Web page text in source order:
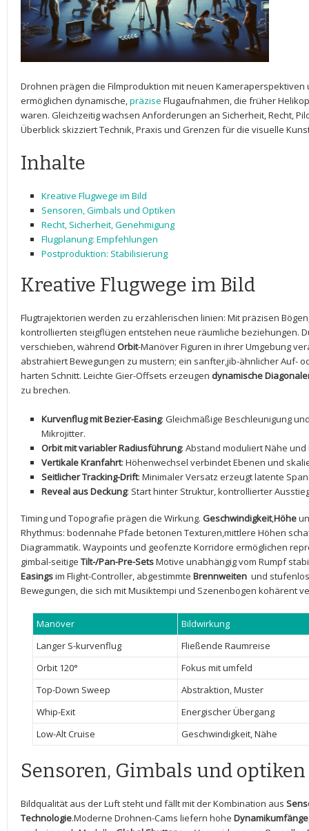
Drohnen prägen die ‍Filmproduktion ‌mit neuen Kameraperspektiven
⁤ermöglichen dynamische,präzise Flugaufnahmen, die früher
waren. Gleichzeitig wachsen Anforderungen an Sicherheit, Recht,
Überblick skizziert Technik, Praxis und Grenzen für⁤ die visuelle
Inhalte
Kreative Flugwege ‌im Bild
Sensoren, Gimbals und Optiken
Recht, Sicherheit, Genehmigung
Flugplanung: Empfehlungen
Postproduktion: Stabilisierung
Kreative Flugwege ⁣im Bild
Flugtrajektorien werden zu erzählerischen linien: Mit ⁣präzisen
kontrollierten steigflügen entstehen neue räumliche beziehungen.‌
verschieben, während Orbit-Manöver⁢ Figuren in ihrer Umgebung
abstrahiert Bewegungen zu⁣ mustern; ein‍ sanfter,jib-ähnlicher Auf-⁤
harten Schnitt. Leichte Gier-Offsets erzeugen dynamische
zu brechen.
Kurvenflug⁢ mit ⁣Bezier-Easing: ⁤Gleichmäßige ‍Beschleunigung
Mikrojitter.
Orbit mit variabler Radiusführung: Abstand moduliert Nähe
Vertikale Kranfahrt: Höhenwechsel verbindet ​Ebenen und
Seitlicher Tracking-Drift: Minimaler Versatz erzeugt latente
Reveal aus Deckung:‍ Start hinter Struktur, kontrollierter
Timing und Topografie prägen die Wirkung. Geschwindigkeit,Höhe
Rhythmus: ‍bodennahe Pfade betonen Texturen,mittlere Höhen⁢
Diagrammatik. Waypoints und geofenzte Korridore ermöglichen
gimbal-seitige‌ Tilt-/Pan-Pre-SetsMotive unabhängig vom Rumpf
Easingsim Flight-Controller, abgestimmte Brennweiten und
‍Bewegungen, die sich‌ mit Musiktempi und Szenenbogen ⁣kohärent
Manöver
Bildwirkung
Langer ​S-kurvenflug
Fließende Raumreise
Orbit 120°
Fokus mit umfeld
Top-Down Sweep
Abstraktion, Muster
Whip-Exit
Energischer Übergang
Low-Alt Cruise
Geschwindigkeit, ⁢Nähe
Sensoren, Gimbals und optiken
Bildqualität aus der Luft steht und fällt mit der​ Kombination aus
Technologie.Moderne Drohnen-Cams liefern hohe⁣ Dynamikumfänge